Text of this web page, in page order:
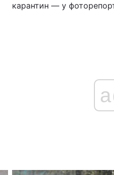
карантин — у